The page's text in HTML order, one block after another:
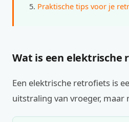
Praktische tips voor je
Wat is een elektrische
Een elektrische retrofiets is
uitstraling van vroeger, maar